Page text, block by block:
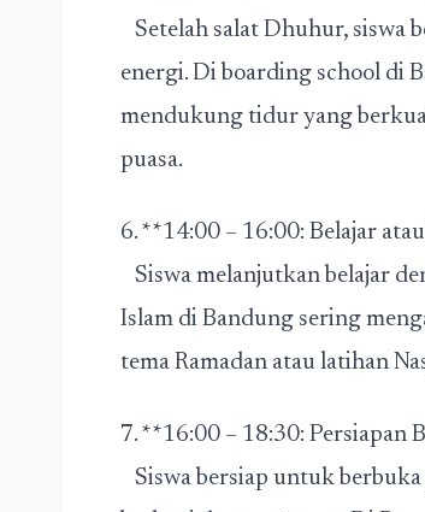
Setelah salat Dhuhur, siswa
energi. Di boarding school di
mendukung tidur yang
puasa.
6. **14:00 – 16:00: Belajar
Siswa melanjutkan belajar
Islam di Bandung sering
tema Ramadan atau latihan
7. **16:00 – 18:30: Persiapan
Siswa bersiap untuk